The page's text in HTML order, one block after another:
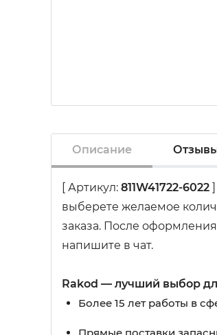
Описание
[ Артикул: 811W41722-6022
выберете желаемое
заказа. После
напишите в чат.
Rakod — лучший выбор
Более 15 лет работы в